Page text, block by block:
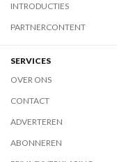
INTRODUCTIES
PARTNERCONTENT
SERVICES
OVER ONS
CONTACT
ADVERTEREN
ABONNEREN